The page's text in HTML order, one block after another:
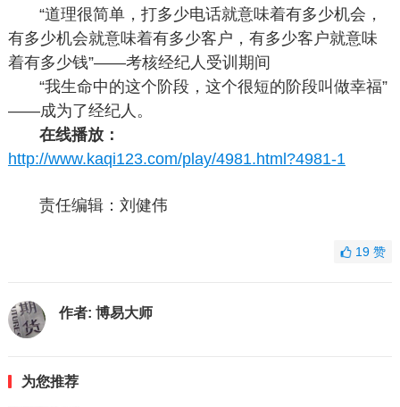
“道理很简单，打多少电话就意味着有多少机会，
有多少机会就意味着有多少客户，有多少客户就意味
着有多少钱”——考核经纪人受训期间
“我生命中的这个阶段，这个很短的阶段叫做幸福”
——成为了经纪人。
在线播放：
http://www.kaqi123.com/play/4981.html?4981-1
责任编辑：刘健伟
19赞
作者: 博易大师
为您推荐